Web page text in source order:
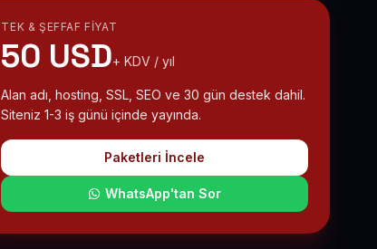
TEK & ŞEFFAF FIYAT
50 USD+ KDV / yıl
Alan adı, hosting, SSL, SEO ve 30 gün destek dahil.
Siteniz 1-3 iş günü içinde yayında.
Paketleri İncele
WhatsApp'tan Sor